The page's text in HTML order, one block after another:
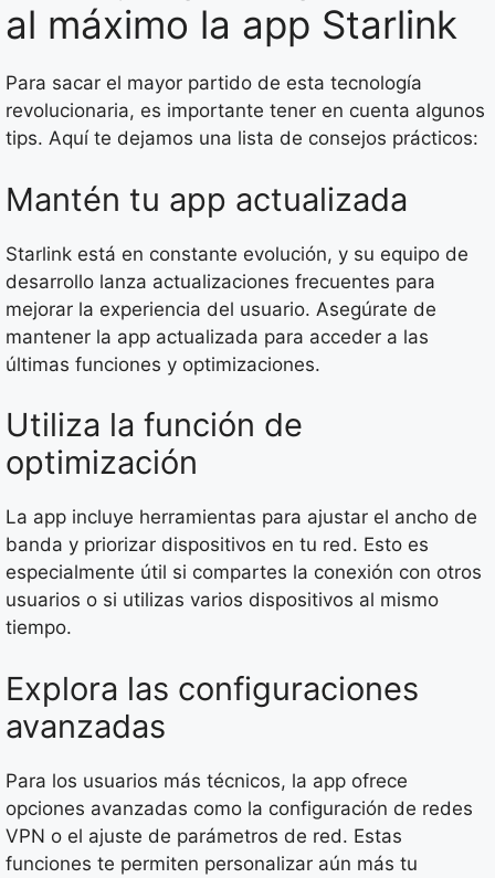
al máximo la app Starlink
Para sacar el mayor partido de esta tecnología
revolucionaria, es importante tener en cuenta algunos
tips. Aquí te dejamos una lista de consejos prácticos:
Mantén tu app actualizada
Starlink está en constante evolución, y su equipo de
desarrollo lanza actualizaciones frecuentes para
mejorar la experiencia del usuario. Asegúrate de
mantener la app actualizada para acceder a las
últimas funciones y optimizaciones.
Utiliza la función de
optimización
La app incluye herramientas para ajustar el ancho de
banda y priorizar dispositivos en tu red. Esto es
especialmente útil si compartes la conexión con otros
usuarios o si utilizas varios dispositivos al mismo
tiempo.
Explora las configuraciones
avanzadas
Para los usuarios más técnicos, la app ofrece
opciones avanzadas como la configuración de redes
VPN o el ajuste de parámetros de red. Estas
funciones te permiten personalizar aún más tu